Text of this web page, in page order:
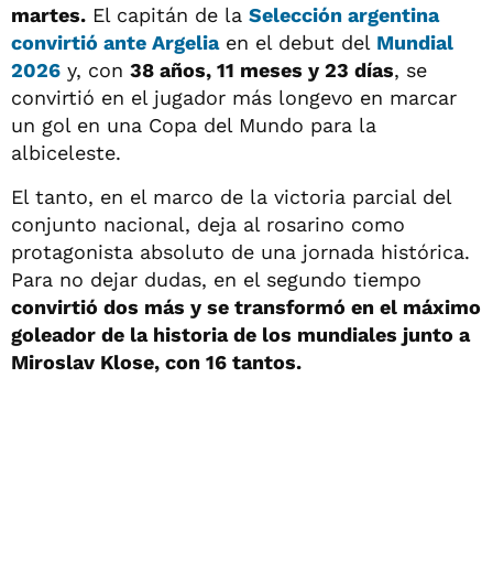
martes. El capitán de la Selección argentina
convirtió ante Argeliaen el debut del Mundial
2026 y, con 38 años, 11 meses y 23 días, se
convirtió en el jugador más longevo en marcar
un gol en una Copa del Mundo para la
albiceleste.
El tanto, en el marco de la victoria parcial del
conjunto nacional, deja al rosarino como
protagonista absoluto de una jornada histórica.
Para no dejar dudas, en el segundo tiempo
convirtió dos más y se transformó en el máximo
goleador de la historia de los mundiales junto a
Miroslav Klose, con 16 tantos.